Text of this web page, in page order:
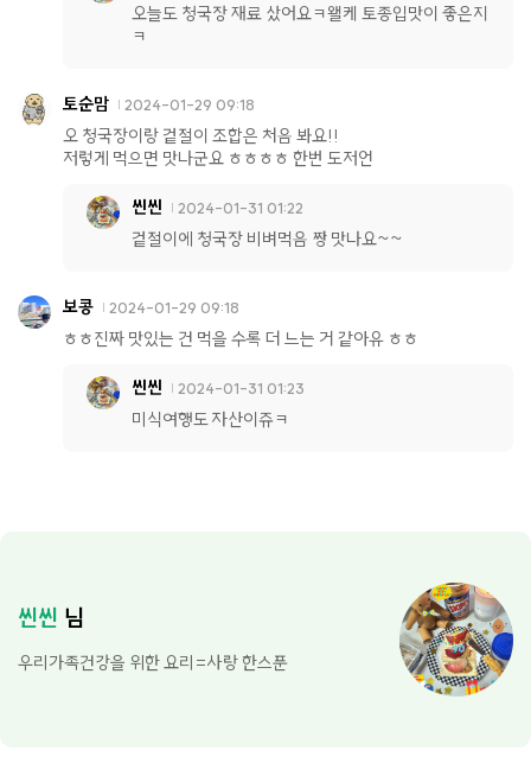
오늘도 청국장 재료 샀어요ㅋ왤케 토종입맛이 좋은지
ㅋ
토순맘 2024-01-29 09:18
오 청국장이랑 겉절이 조합은 처음 봐요!!
저렇게 먹으면 맛나군요 ㅎㅎㅎㅎ 한번 도저언
씬씬 2024-01-31 01:22
겉절이에 청국장 비벼먹음 짱 맛나요~~
보콩 2024-01-29 09:18
ㅎㅎ진짜 맛있는 건 먹을 수록 더 느는 거 같아유 ㅎㅎ
씬씬 2024-01-31 01:23
미식여행도 자산이쥬ㅋ
씬씬 님
우리가족건강을 위한 요리=사랑 한스푼